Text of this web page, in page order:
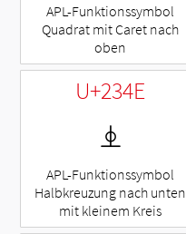
APL-Funktionssymbol
Quadrat mit Caret nach
oben
U+234E
⍎
APL-Funktionssymbol
Halbkreuzung nach unten
mit kleinem Kreis